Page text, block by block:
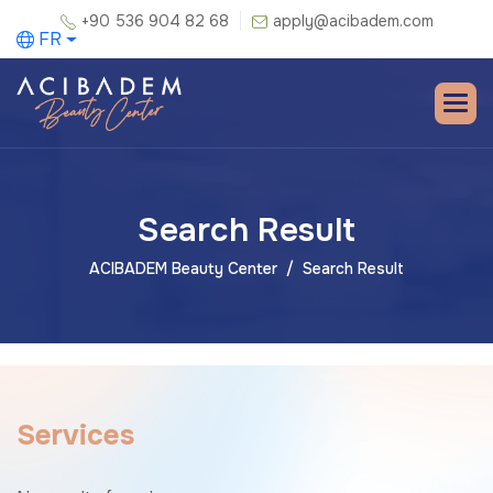
+90 536 904 82 68 apply@acibadem.com
FR
Search Result
ACIBADEM Beauty Center Search Result
Services